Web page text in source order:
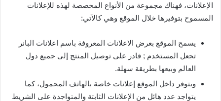
الإعلانات، فهناك مجموعة من الأنواع المخصصة لهذه للإعلانات
المسموح بتوفيرها خلال الموقع وهي كالآتي:
يسمح الموقع بعرض الاعلانات المعروفة باسم اعلانات البانر
تجعل المستخدم ; قادر على توصيل المنتج إلى جميع دول
العالم وبيعها بطريقة سهلة.
ويتوفر داخل الموقع إعلانات خاصة بالهاتف المحمول، كما
يتواجد عدد هائل من الإعلانات الثابتة والمتواجدة على الشريط